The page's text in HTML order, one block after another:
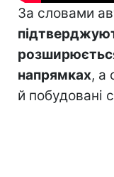
За словами
напрямках, а
й побудовані